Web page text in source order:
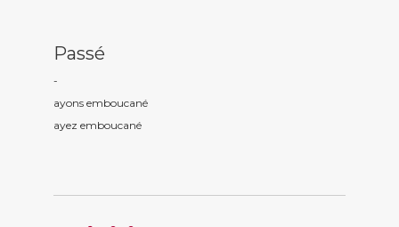
Passé
-
ayons emboucané
ayez emboucané